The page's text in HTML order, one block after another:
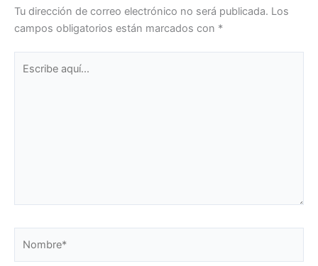
Tu dirección de correo electrónico no será publicada. Los
campos obligatorios están marcados con *